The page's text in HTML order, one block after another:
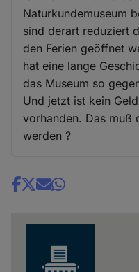
Naturkundemuseum
sind derart reduziert
den Ferien geöffnet
hat eine lange
das Museum so
Und jetzt ist kein
vorhanden. Das muß
werden ?
Share